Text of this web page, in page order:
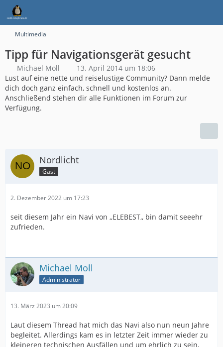
Multimedia
Tipp für Navigationsgerät gesucht
Michael Moll
13. April 2014 um 18:06
Lust auf eine nette und reiselustige Community? Dann melde
dich doch ganz einfach, schnell und kostenlos an.
Anschließend stehen dir alle Funktionen im Forum zur
Verfügung.
Nordlicht
Gast
2. Dezember 2022 um 17:23
seit diesem Jahr ein Navi von ,,ELEBEST,, bin damit seeehr
zufrieden.
Michael Moll
Administrator
13. März 2023 um 20:09
Laut diesem Thread hat mich das Navi also nun neun Jahre
begleitet. Allerdings kam es in letzter Zeit immer wieder zu
kleineren technischen Ausfällen und um ehrlich zu sein,